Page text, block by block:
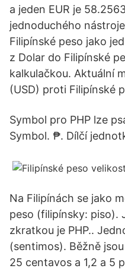
a jeden EUR je
jednoduchého
Filipínské peso jako
z Dolar do Filipínské
kalkulačkou. Aktuální
(USD) proti Filipínské
Symbol pro PHP lze
Symbol. ₱. Dílčí
Na Filipínách se jako
peso (filipínsky: piso).
zkratkou je PHP..
(sentimos). Běžně
25 centavos a 1,2 a 5